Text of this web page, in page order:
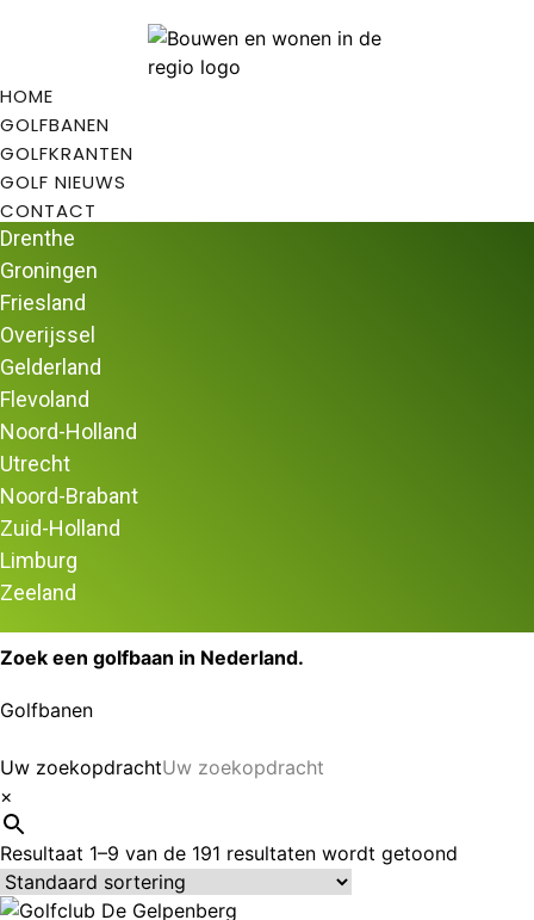
HOME
GOLFBANEN
GOLFKRANTEN
GOLF NIEUWS
CONTACT
Drenthe
Groningen
Friesland
Overijssel
Gelderland
Flevoland
Noord-Holland
Utrecht
Noord-Brabant
Zuid-Holland
Limburg
Zeeland
Filter opties
Home/ Golfbanen
GOLFBANEN IN NEDERLAND
In Nederland zijn er vele golfbanen. In iedere provincie zijn
er wel meerdere banen. Ga je een weekend weg, of
organiseer je een golfweekend, of wil je een middagje
golfen?
Golfen is voor jong en oud! Mede daarom neemt het aantal
golfers in Nederland jaarlijks toe.
Golf is de snelst groeiende sport in Nederland!
Zoek een golfbaan in Nederland.
Golfbanen
Uw zoekopdracht
×
Resultaat 1–9 van de 191 resultaten wordt getoond